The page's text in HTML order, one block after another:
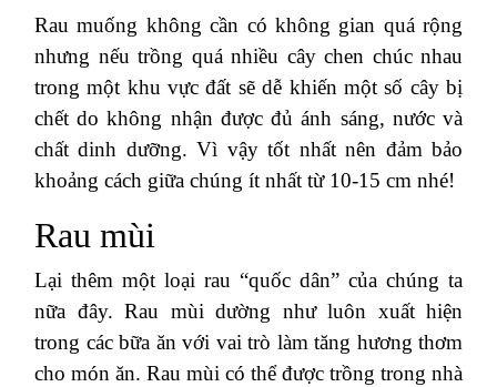
Rau muống không cần có không gian quá rộng
nhưng nếu trồng quá nhiều cây chen chúc nhau
trong một khu vực đất sẽ dễ khiến một số cây bị
chết do không nhận được đủ ánh sáng, nước và
chất dinh dưỡng. Vì vậy tốt nhất nên đảm bảo
khoảng cách giữa chúng ít nhất từ 10-15 cm nhé!
Rau mùi
Lại thêm một loại rau “quốc dân” của chúng ta
nữa đây. Rau mùi dường như luôn xuất hiện
trong các bữa ăn với vai trò làm tăng hương thơm
cho món ăn. Rau mùi có thể được trồng trong nhà